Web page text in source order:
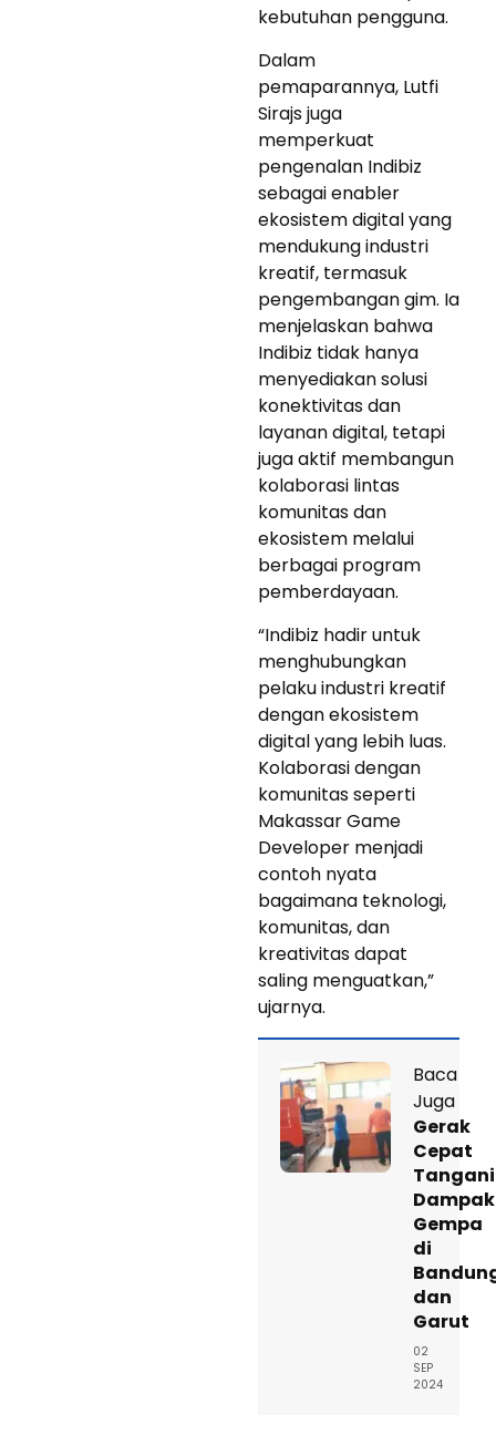
kebutuhan pengguna.
Dalam
pemaparannya, Lutfi
Sirajs juga
memperkuat
pengenalan Indibiz
sebagai enabler
ekosistem digital yang
mendukung industri
kreatif, termasuk
pengembangan gim. Ia
menjelaskan bahwa
Indibiz tidak hanya
menyediakan solusi
konektivitas dan
layanan digital, tetapi
juga aktif membangun
kolaborasi lintas
komunitas dan
ekosistem melalui
berbagai program
pemberdayaan.
“Indibiz hadir untuk
menghubungkan
pelaku industri kreatif
dengan ekosistem
digital yang lebih luas.
Kolaborasi dengan
komunitas seperti
Makassar Game
Developer menjadi
contoh nyata
bagaimana teknologi,
komunitas, dan
kreativitas dapat
saling menguatkan,”
ujarnya.
Baca
Juga
Gerak
Cepat
Tangani
Dampak
Gempa
di
dan
Garut
02
SEP
2024